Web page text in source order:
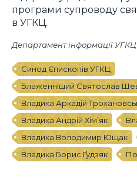
програми супроводу
в УГКЦ.
Департамент інформації УГКЦ
Синод Єпископів УГКЦ
Блаженніший Святослав
Владика Аркадій
Владика Андрій Хім’як
Владика Володимир Ющак
Владика Борис Ґудзяк